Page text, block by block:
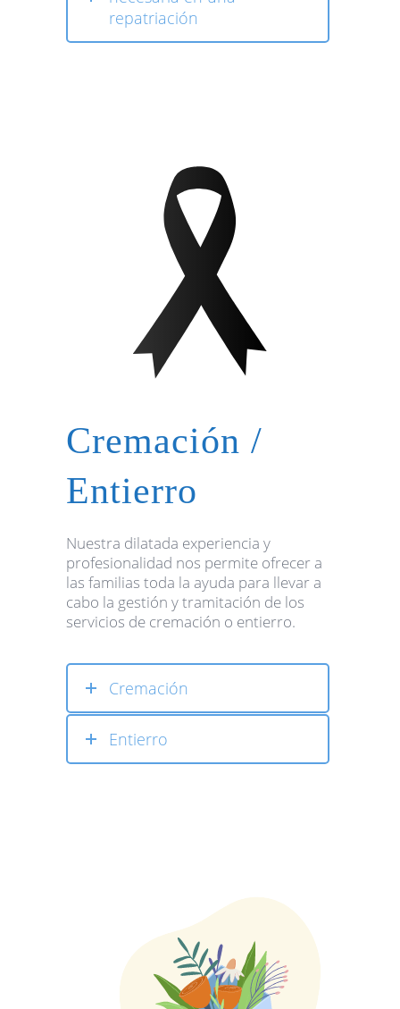
repatriación
Cremación /
Entierro
Nuestra dilatada experiencia y
profesionalidad nos permite ofrecer a
las familias toda la ayuda para llevar a
cabo la gestión y tramitación de los
servicios de cremación o entierro.
Cremación
Entierro